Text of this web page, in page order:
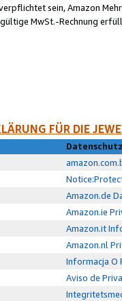
sein, Amazon
MwSt.-Rechnung
FÜR DIE
Amazon.de
Amazon.ie
Amazon.it
Amazon.nl
Informacja O
Aviso de